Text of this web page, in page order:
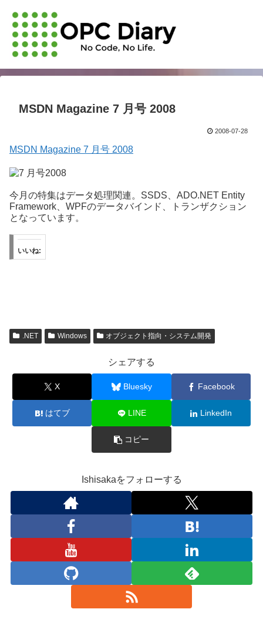
MSDN Magazine 7 月号 2008
2008-07-28
MSDN Magazine 7 月号 2008
今月の特集はデータ処理関連。SSDS、ADO.NET Entity
Framework、WPFのデータバインド、トランザクション
となっています。
いいね:
.NET Windows オブジェクト指向・システム開発
シェアする
X Bluesky Facebook
はてブ LINE LinkedIn
コピー
Ishisakaをフォローする